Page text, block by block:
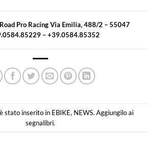
Pro Racing Via Emilia, 488/2 – 55047
– +39.0584.85352
stato inserito in EBIKE, NEWS. Aggiungilo ai
segnalibri.